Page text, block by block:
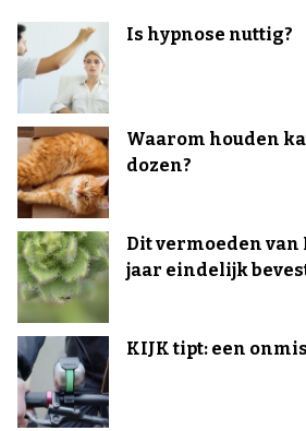
Is hypnose nuttig?
Waarom houden
dozen?
Dit vermoeden van
jaar eindelijk
KIJK tipt: een